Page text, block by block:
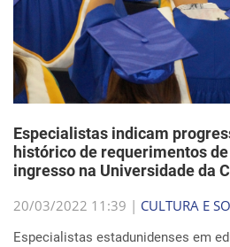
Especialistas indicam
histórico de requerimentos
ingresso na Universidade da
20/03/2022 11:39 | CULTURA E
Especialistas estadunidenses em